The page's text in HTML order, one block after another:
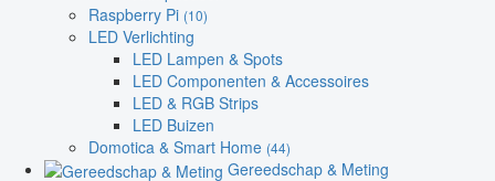
Raspberry Pi (10)
LED Verlichting
LED Lampen & Spots
LED Componenten & Accessoires
LED & RGB Strips
LED Buizen
Domotica & Smart Home (44)
Gereedschap & Meting